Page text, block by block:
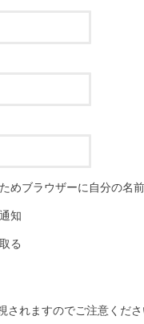
めブラウザーに自分の名
知
る
されますのでご注意くださ